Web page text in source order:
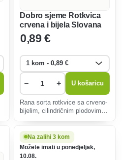
Dobro sjeme Rotkvica
crvena i bijela Slovana
brza rana 4g
0,89 €
− + U košaricu
Rana sorta rotkvice sa crveno-
bijelim, cilindričnim plodovima,
vegetacijska sezona
osiguravaju uspješnu žetvu.
Na zalihi 3 kom
Možete imati u ponedjeljak,
10.08.